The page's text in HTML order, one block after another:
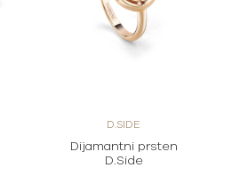
D.SIDE
Dijamantni prsten
D.Side